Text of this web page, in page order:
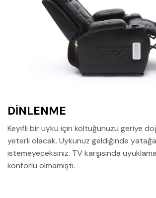
DİNLENME
Keyifli bir uyku için koltuğunuzu geriye
yeterli olacak. Uykunuz geldiğinde
istemeyeceksiniz. TV karşısında
konforlu olmamıştı.